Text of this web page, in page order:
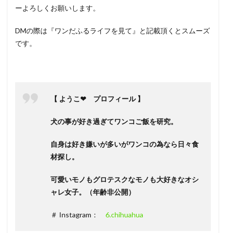
ーよろしくお願いします。
DMの際は『ワンだふるライフを見て』と記載頂くとスムーズ
です。
【 ようこ❤ プロフィール 】
犬の事が好き過ぎてワンコご飯を研究。
自身は好き嫌いが多いがワンコの為なら日々食
材探し。
可愛いモノもグロテスクなモノも大好きなオシ
ャレ女子。（年齢非公開）
＃ Instagram： 6.chihuahua